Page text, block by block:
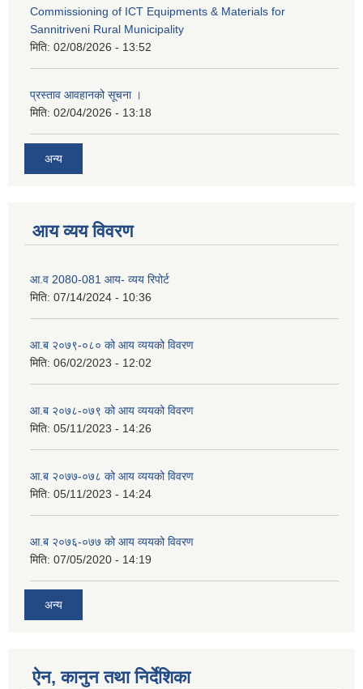
Commissioning of ICT Equipments & Materials for
Sannitriveni Rural Municipality
मिति: 02/08/2026 - 13:52
प्रस्ताव आवहानको सूचना ।
मिति: 02/04/2026 - 13:18
अन्य
आय व्यय विवरण
आ.व 2080-081 आय- व्यय रिपोर्ट
मिति: 07/14/2024 - 10:36
आ.ब २०७९-०८० को आय व्ययको विवरण
मिति: 06/02/2023 - 12:02
आ.ब २०७८-०७९ को आय व्ययको विवरण
मिति: 05/11/2023 - 14:26
आ.ब २०७७-०७८ को आय व्ययको विवरण
मिति: 05/11/2023 - 14:24
आ.ब २०७६-०७७ को आय व्ययको विवरण
मिति: 07/05/2020 - 14:19
अन्य
ऐन, कानुन तथा निर्देशिका